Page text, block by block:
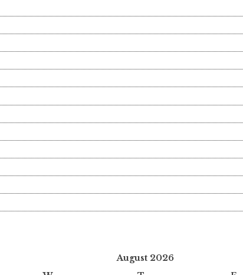
August 2026